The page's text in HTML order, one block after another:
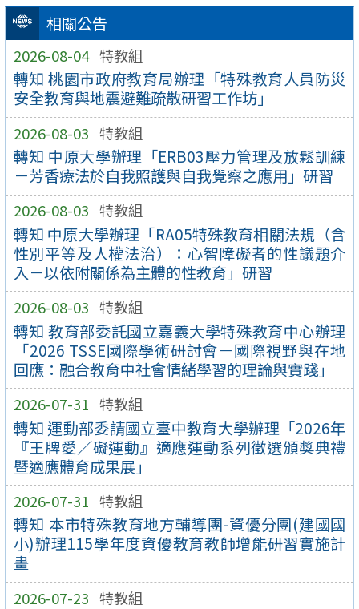
相關公告
2026-08-04 特教組
轉知 桃園市政府教育局辦理「特殊教育人員防災
安全教育與地震避難疏散研習工作坊」
2026-08-03 特教組
轉知 中原大學辦理「ERB03壓力管理及放鬆訓練
－芳香療法於自我照護與自我覺察之應用」研習
2026-08-03 特教組
轉知 中原大學辦理「RA05特殊教育相關法規（含
性別平等及人權法治）：心智障礙者的性議題介
入－以依附關係為主體的性教育」研習
2026-08-03 特教組
轉知 教育部委託國立嘉義大學特殊教育中心辦理
「2026 TSSE國際學術研討會－國際視野與在地
回應：融合教育中社會情緒學習的理論與實踐」
2026-07-31 特教組
轉知 運動部委請國立臺中教育大學辦理「2026年
『王牌愛／礙運動』適應運動系列徵選頒獎典禮
暨適應體育成果展」
2026-07-31 特教組
轉知 本市特殊教育地方輔導團-資優分團(建國國
小)辦理115學年度資優教育教師增能研習實施計
畫
2026-07-23 特教組